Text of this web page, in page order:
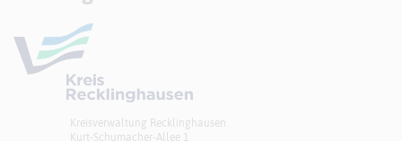
Kreisverwaltung Recklinghausen
Kurt-Schumacher-Allee 1